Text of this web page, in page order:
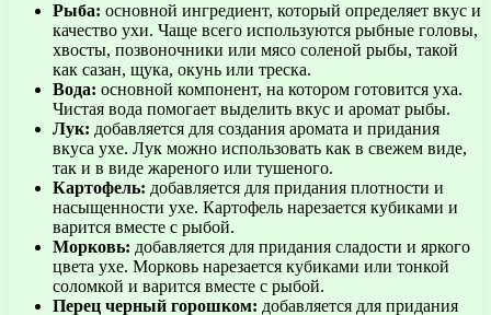
Рыба: основной ингредиент, который определяет вкус и
качество ухи. Чаще всего используются рыбные головы,
хвосты, позвоночники или мясо соленой рыбы, такой
как сазан, щука, окунь или треска.
Вода: основной компонент, на котором готовится уха.
Чистая вода помогает выделить вкус и аромат рыбы.
Лук: добавляется для создания аромата и придания
вкуса ухе. Лук можно использовать как в свежем виде,
так и в виде жареного или тушеного.
Картофель: добавляется для придания плотности и
насыщенности ухе. Картофель нарезается кубиками и
варится вместе с рыбой.
Морковь: добавляется для придания сладости и яркого
цвета ухе. Морковь нарезается кубиками или тонкой
соломкой и варится вместе с рыбой.
Перец черный горошком: добавляется для придания